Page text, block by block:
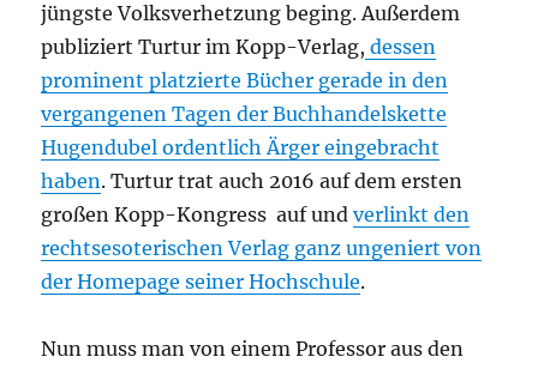
jüngste Volksverhetzung beging. Außerdem
publiziert Turtur im Kopp-Verlag, dessen
prominent platzierte Bücher gerade in den
vergangenen Tagen der Buchhandelskette
Hugendubel ordentlich Ärger eingebracht
haben. Turtur trat auch 2016 auf dem ersten
großen Kopp-Kongress auf undverlinkt den
rechtsesoterischen Verlag ganz ungeniert von
der Homepage seiner Hochschule.
Nun muss man von einem Professor aus den